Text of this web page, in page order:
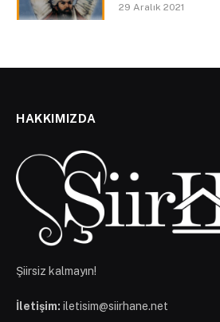
29 Aralık 2021
HAKKIMIZDA
Şiirsiz kalmayın!
İletişim: iletisim@siirhane.net